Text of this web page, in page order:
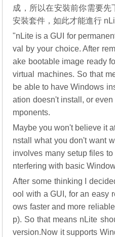
成，所以在安裝前你需要
安裝套件，如此才能進行
"nLite is a GUI for
val by your choice. After
ake bootable image ready
virtual machines. So that
be able to have Windows
ation doesn't install, or
mponents.
Maybe you won't believe it
nstall what you don't want
involves many setup files
nterfering with basic
After some thinking I
ool with a GUI, for an easy
ows faster and more
p). So that means nLite
version.Now it supports